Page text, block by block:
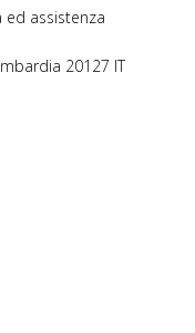
ed assistenza
20127 IT